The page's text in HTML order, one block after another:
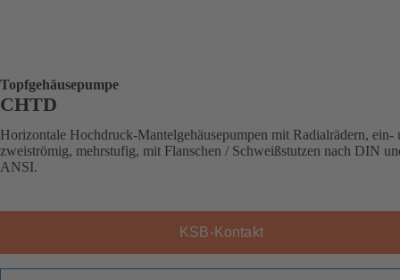
Topfgehäusepumpe
CHTD
Horizontale Hochdruck-Mantelgehäusepumpen mit Radialrädern, ein-
zweiströmig, mehrstufig, mit Flanschen / Schweißstutzen nach DIN
ANSI.
KSB-Kontakt